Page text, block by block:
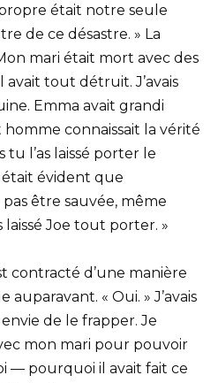
était notre seule
de ce désastre. » La
mari était mort avec des
avait tout détruit. J’avais
Emma avait grandi
connaissait la vérité
l’as laissé porter le
évident que
être sauvée, même
Joe tout porter. »
contracté d’une manière
auparavant. « Oui. » J’avais
de le frapper. Je
mon mari pour pouvoir
— pourquoi il avait fait ce